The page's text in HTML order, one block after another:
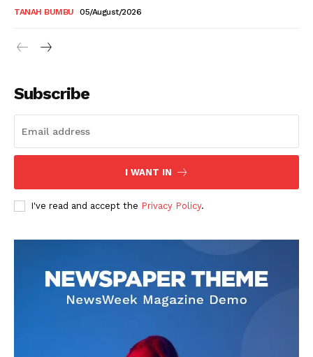
TANAH BUMBU 05/August/2026
Subscribe
I WANT IN
I've read and accept the Privacy Policy.